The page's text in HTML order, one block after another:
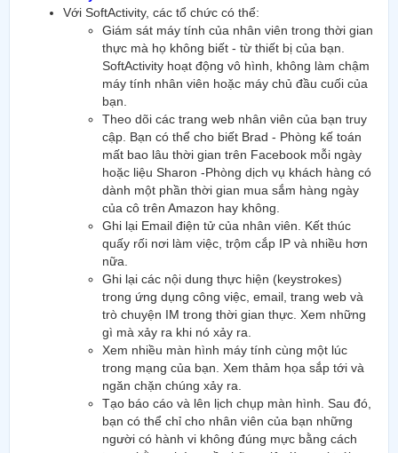
Với SoftActivity, các tổ chức có thể:
Giám sát máy tính của nhân viên trong thời gian
thực mà họ không biết - từ thiết bị của bạn.
SoftActivity hoạt động vô hình, không làm chậm
máy tính nhân viên hoặc máy chủ đầu cuối của
bạn.
Theo dõi các trang web nhân viên của bạn truy
cập. Bạn có thể cho biết Brad - Phòng kế toán
mất bao lâu thời gian trên Facebook mỗi ngày
hoặc liệu Sharon -Phòng dịch vụ khách hàng có
dành một phần thời gian mua sắm hàng ngày
của cô trên Amazon hay không.
Ghi lại Email điện tử của nhân viên. Kết thúc
quấy rối nơi làm việc, trộm cắp IP và nhiều hơn
nữa.
Ghi lại các nội dung thực hiện (keystrokes)
trong ứng dụng công việc, email, trang web và
trò chuyện IM trong thời gian thực. Xem những
gì mà xảy ra khi nó xảy ra.
Xem nhiều màn hình máy tính cùng một lúc
trong mạng của bạn. Xem thảm họa sắp tới và
ngăn chặn chúng xảy ra.
Tạo báo cáo và lên lịch chụp màn hình. Sau đó,
bạn có thể chỉ cho nhân viên của bạn những
người có hành vi không đúng mực bằng cách